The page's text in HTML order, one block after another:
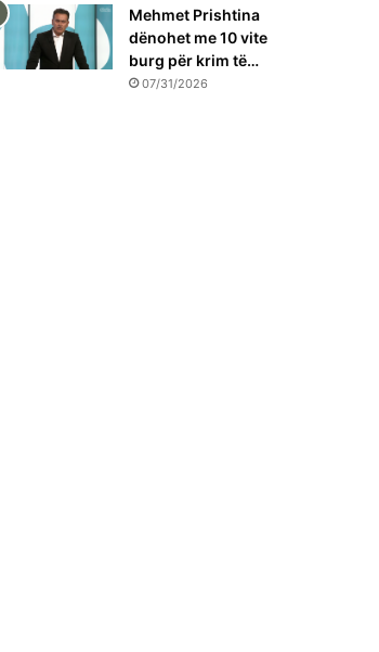
Mehmet Prishtina
dënohet me 10 vite
burg për krim të…
07/31/2026